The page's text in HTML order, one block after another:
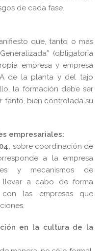
de cada fase.
que, tanto o más
(obligatoria
empresa y empresa
de la planta y del tajo
la formación debe ser
tanto, bien controlada su
empresariales:
sobre coordinación de
a la empresa
y mecanismos de
llevar a cabo de forma
las empresas que
en la cultura de la